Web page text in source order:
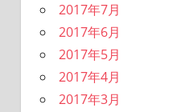
2017年7月
2017年6月
2017年5月
2017年4月
2017年3月